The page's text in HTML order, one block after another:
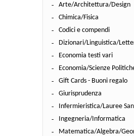
Arte/Architettura/Design
Chimica/Fisica
Codici e compendi
Dizionari/Linguistica/
Economia testi vari
Economia/Scienze
Gift Cards - Buoni regalo
Giurisprudenza
Infermieristica/Lauree
Ingegneria/Informatica
Matematica/Algebra/